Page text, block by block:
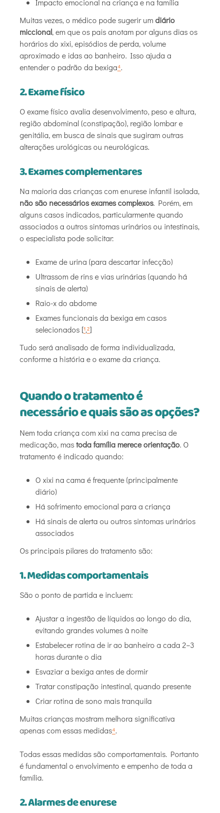
Impacto emocional na criança e na família
Muitas vezes, o médico pode sugerir umdiário
miccional, em que os pais anotam por alguns dias os
horários do xixi, episódios de perda, volume
aproximado e idas ao banheiro. Isso ajuda a
entender o padrão da bexiga⁴.
2. Exame físico
O exame físico avalia desenvolvimento, peso e altura,
região abdominal (constipação), região lombar e
genitália, em busca de sinais que sugiram outras
alterações urológicas ou neurológicas.
3. Exames complementares
Na maioria das crianças com enurese infantil isolada,
não são necessários exames complexos. Porém, em
alguns casos indicados, particularmente quando
associados a outros sintomas urinários ou intestinais,
o especialista pode solicitar:
Exame de urina (para descartar infecção)
Ultrassom de rins e vias urinárias (quando há
sinais de alerta)
Raio-x do abdome
Exames funcionais da bexiga em casos
selecionados [¹,²]
Tudo será analisado de forma individualizada,
conforme a história e o exame da criança.
Quando o tratamento é
necessário e quais são as opções?
Nem toda criança com xixi na cama precisa de
medicação, mastoda família merece orientação. O
tratamento é indicado quando:
O xixi na cama é frequente (principalmente
diário)
Há sofrimento emocional para a criança
Há sinais de alerta ou outros sintomas urinários
associados
Os principais pilares do tratamento são:
1. Medidas comportamentais
São o ponto de partida e incluem:
Ajustar a ingestão de líquidos ao longo do dia,
evitando grandes volumes à noite
Estabelecer rotina de ir ao banheiro a cada 2–3
horas durante o dia
Esvaziar a bexiga antes de dormir
Tratar constipação intestinal, quando presente
Criar rotina de sono mais tranquila
Muitas crianças mostram melhora significativa
apenas com essas medidas⁴.
Todas essas medidas são comportamentais. Portanto
é fundamental o envolvimento e empenho de toda a
família.
2. Alarmes de enurese